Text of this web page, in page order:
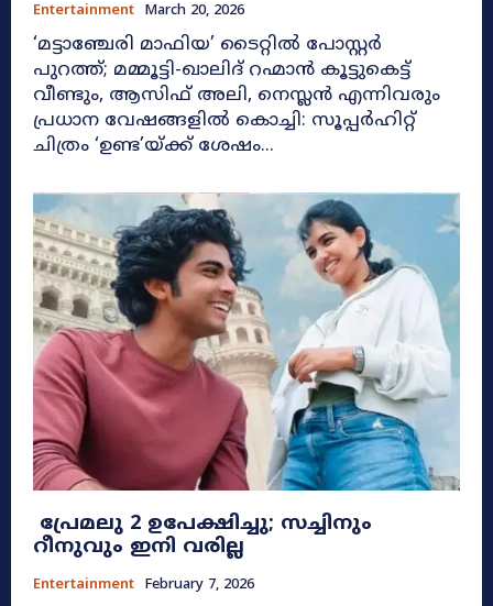
Entertainment March 20, 2026
‘മട്ടാഞ്ചേരി മാഫിയ’ ടൈറ്റിൽ പോസ്റ്റർ
പുറത്ത്; മമ്മൂട്ടി-ഖാലിദ് റഹ്മാൻ കൂട്ടുകെട്ട്
വീണ്ടും, ആസിഫ് അലി, നെസ്ലൻ എന്നിവരും
പ്രധാന വേഷങ്ങളിൽ കൊച്ചി: സൂപ്പർഹിറ്റ്
ചിത്രം ‘ഉണ്ട’യ്ക്ക് ശേഷം...
പ്രേമലു 2 ഉപേക്ഷിച്ചു; സച്ചിനും
റീനുവും ഇനി വരില്ല
Entertainment February 7, 2026